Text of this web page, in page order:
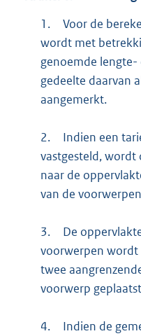
1.
Voor de
wordt met
genoemde
gedeelte daarvan
aangemerkt.
2.
Indien een
vastgesteld, wordt
naar de
van de
3.
De
voorwerpen wordt
twee
voorwerp
4.
Indien de